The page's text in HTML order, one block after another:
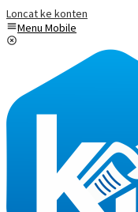
Loncat ke konten
Menu Mobile